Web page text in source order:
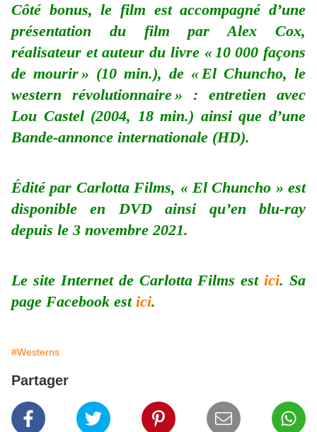
Côté bonus, le film est accompagné d’une
présentation du film par Alex Cox,
réalisateur et auteur du livre « 10 000 façons
de mourir » (10 min.), de « El Chuncho, le
western révolutionnaire » : entretien avec
Lou Castel (2004, 18 min.) ainsi que d’une
Bande-annonce internationale (HD).
Édité par Carlotta Films, « El Chuncho » est
disponible en DVD ainsi qu’en blu-ray
depuis le 3 novembre 2021.
Le site Internet de Carlotta Films estici. Sa
page Facebook est ici.
#Westerns
Partager